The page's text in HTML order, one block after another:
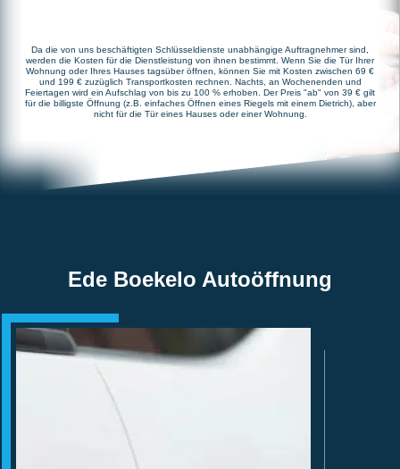
Da die von uns beschäftigten Schlüsseldienste unabhängige Auftragnehmer sind,
werden die Kosten für die Dienstleistung von ihnen bestimmt. Wenn Sie die Tür Ihrer
Wohnung oder Ihres Hauses tagsüber öffnen, können Sie mit Kosten zwischen 69 €
und 199 € zuzüglich Transportkosten rechnen. Nachts, an Wochenenden und
Feiertagen wird ein Aufschlag von bis zu 100 % erhoben. Der Preis "ab" von 39 € gilt
für die billigste Öffnung (z.B. einfaches Öffnen eines Riegels mit einem Dietrich), aber
nicht für die Tür eines Hauses oder einer Wohnung.
Ede Boekelo Autoöffnung